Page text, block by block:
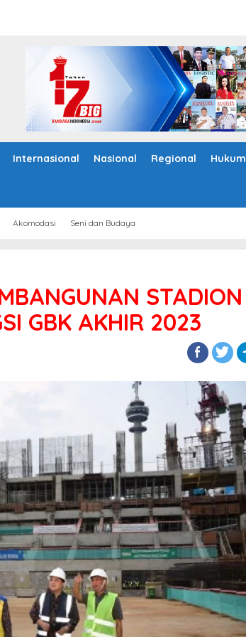
Internasional Nasional Regional Hukum
Akomodasi Seni dan Budaya
STADION
GBK AKHIR 2023